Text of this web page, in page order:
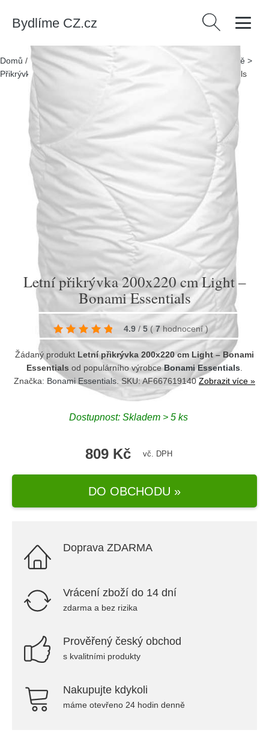
Bydlíme CZ.cz Vyhledávání
Domů / Produkty/> Textil > Textil do ložnice > Přikrývky a výplně >
Přikrývky/ Letní přikrývka 200x220 cm Light – Bonami Essentials
Letní přikrývka 200x220 cm Light –
Bonami Essentials
4.9 / 5 ( 7 hodnocení)
Žádaný produkt Letní přikrývka 200x220 cm Light – Bonami
Essentials od populárního výrobceBonami Essentials
Značka: Bonami Essentials . SKU: AF667619140Zobrazit více »
Dostupnost: Skladem > 5 ks
809 Kč vč. DPH
DO OBCHODU »
Doprava ZDARMA
Vrácení zboží do 14 dní
zdarma a bez rizika
Prověřený český obchod
s kvalitními produkty
Nakupujte kdykoli
máme otevřeno 24 hodin denně